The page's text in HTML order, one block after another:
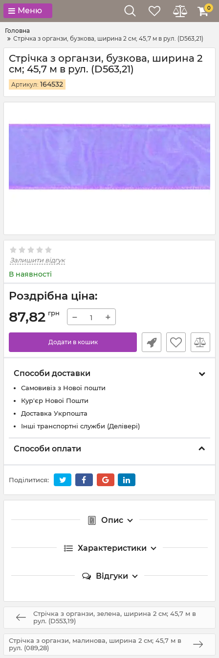
Меню 0
Головна
Стрічка з органзи, бузкова, ширина 2 см; 45,7 м в рул. (D563,21)
Стрічка з органзи, бузкова, ширина 2
см; 45,7 м в рул. (D563,21)
Артикул: 164532
Залишити відгук
В наявності
Роздрібна ціна:
87,82 грн − +
Додати в кошик
Способи доставки
Самовивіз з Нової пошти
Кур'єр Нової Пошти
Доставка Укрпошта
Інші транспортні служби (Делівері)
Способи оплати
Поділитися:
Опис
Характеристики
Відгуки
Стрічка з органзи, зелена, ширина 2 см; 45,7 м в
рул. (D553,19)
Стрічка з органзи, малинова, ширина 2 см; 45,7 м в
рул. (089,28)